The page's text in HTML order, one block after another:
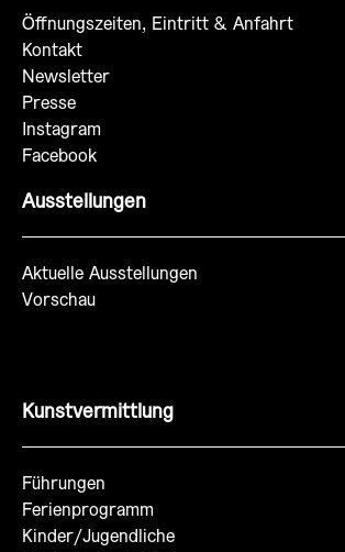
Öffnungszeiten, Eintritt & Anfahrt
Kontakt
Newsletter
Presse
Instagram
Facebook
Ausstellungen
Aktuelle Ausstellungen
Vorschau
Kunstvermittlung
Führungen
Ferienprogramm
Kinder/Jugendliche